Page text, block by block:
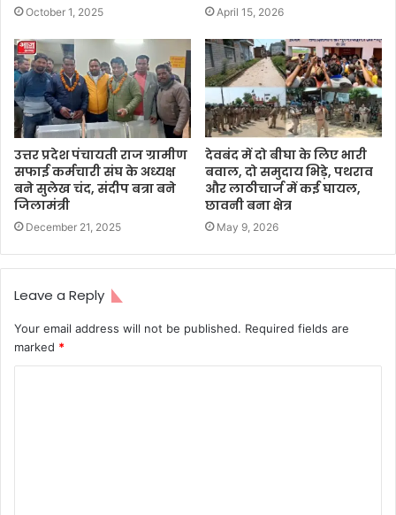
October 1, 2025 April 15, 2026
उत्तर प्रदेश पंचायती राज ग्रामीण
सफाई कर्मचारी संघ के अध्यक्ष
बने सुलेख चंद, संदीप बत्रा बने
जिलामंत्री
December 21, 2025
देवबंद में दो बीघा के लिए भारी
बवाल, दो समुदाय भिड़े, पथराव
और लाठीचार्ज में कई घायल,
छावनी बना क्षेत्र
May 9, 2026
Leave a Reply
Your email address will not be published. Required fields are
marked *